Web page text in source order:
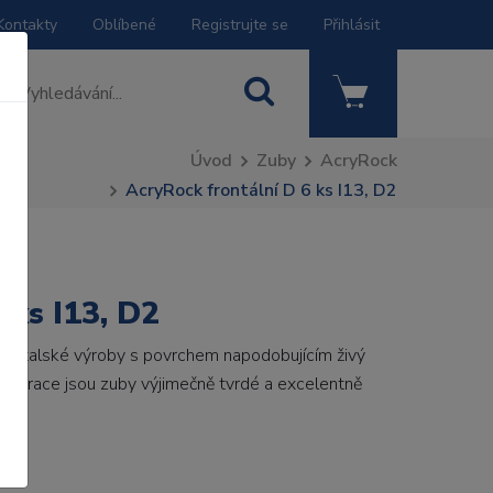
Oblíbené Registrujte se Přihlásit
Úvod Zuby
AcryRock
AcryRock frontální D 6 ks I13, D2
I13, D2
italské výroby s povrchem napodobujícím živý
jsou zuby výjimečně tvrdé a excelentně